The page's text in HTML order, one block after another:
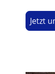
Jetzt